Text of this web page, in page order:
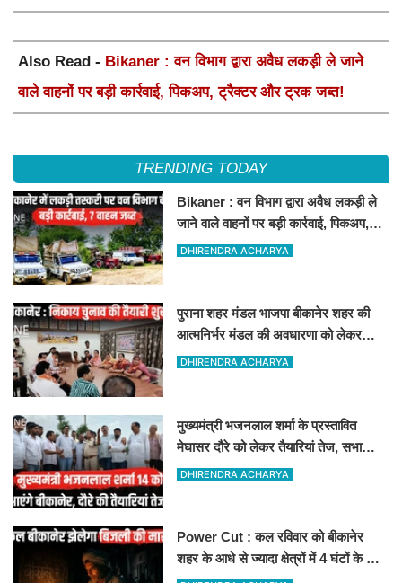
Also Read - Bikaner : वन विभाग द्वारा अवैध लकड़ी ले जाने
वाले वाहनों पर बड़ी कार्रवाई, पिकअप, ट्रैक्टर और ट्रक जब्त!
TRENDING TODAY
Bikaner : वन विभाग द्वारा अवैध लकड़ी ले
जाने वाले वाहनों पर बड़ी कार्रवाई, पिकअप,
ट्रैक्टर और ट्रक जब्त!
DHIRENDRA ACHARYA
पुराना शहर मंडल भाजपा बीकानेर शहर की
आत्मनिर्भर मंडल की अवधारणा को लेकर
मासिक एवं निकाय चुनाव की तैयारी बैठक
DHIRENDRA ACHARYA
मुख्यमंत्री भजनलाल शर्मा के प्रस्तावित
मेघासर दौरे को लेकर तैयारियां तेज, सभा
स्थल का लिया जायजा
DHIRENDRA ACHARYA
Power Cut : कल रविवार को बीकानेर
शहर के आधे से ज्यादा क्षेत्रों में 4 घंटों के लिए